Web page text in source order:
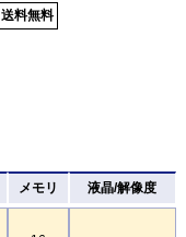
送料無料
メモリ 液晶/解像度